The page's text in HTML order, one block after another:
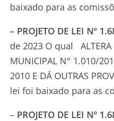
baixado para as
– PROJETO DE LEI Nº
de 2023 O qual ALTERA
MUNICIPAL N° 1.010/
2010 E DÁ OUTRAS
lei foi baixado para as
– PROJETO DE LEI Nº